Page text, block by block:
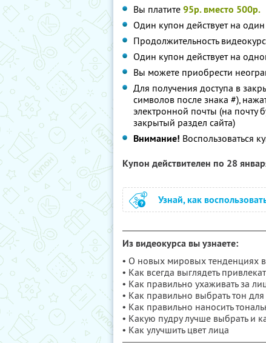
Вы платите 95р. вместо 500р.
Один купон действует на
Продолжительность
Один купон действует на
Вы можете приобрести
Для получения доступа в
символов после знака #),
электронной почты (на почту
закрытый раздел сайта)
Внимание! Воспользоваться
Купон действителен по 28
Узнай, как
Из видеокурса вы узнаете:
• О новых мировых тенденциях
• Как всегда выглядеть
• Как правильно ухаживать за
• Как правильно выбрать тон
• Как правильно наносить
• Какую пудру лучше выбрать и
• Как улучшить цвет лица